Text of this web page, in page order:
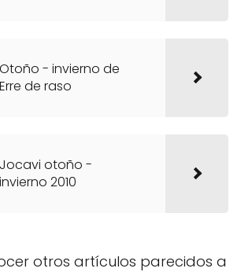
Otoño - invierno de
Erre de raso
Jocavi otoño -
invierno 2010
otros artículos parecidos a